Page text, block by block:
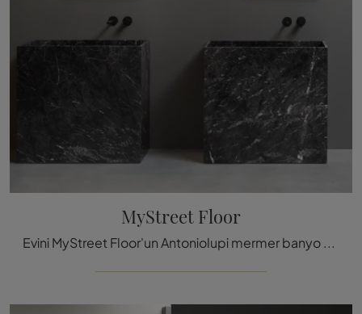
MyStreet Floor
Evini MyStreet Floor'un Antoniolupi mermer banyo mobilyaları ile mükemmel bir şekilde dekore et.